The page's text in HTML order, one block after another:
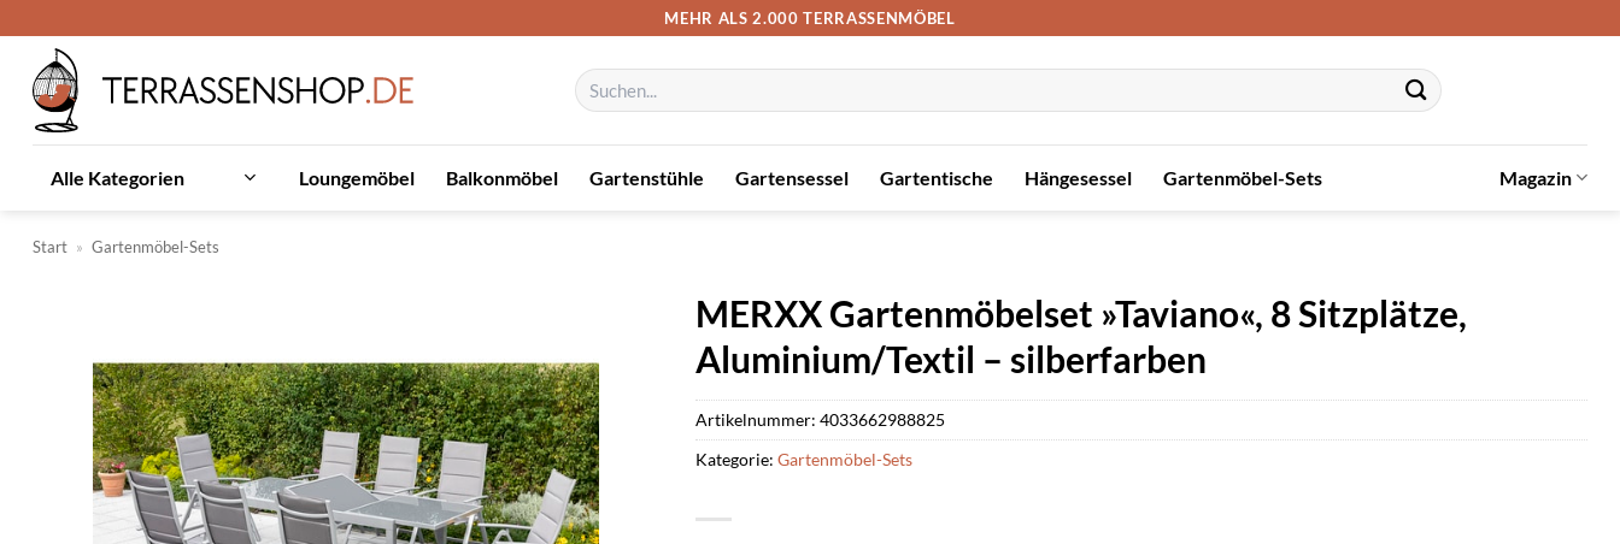
Inhalt
springen
MEHR ALS 2.000 TERRASSENMÖBEL
Suchen
nach:
Alle Kategorien Loungemöbel Balkonmöbel Gartenstühle Gartensessel Gartentische Hängesessel Gartenmöbel-Sets Magazin
Start » Gartenmöbel-Sets
MERXX Gartenmöbelset »Taviano«, 8 Sitzplätze,
Aluminium/Textil – silberfarben
Artikelnummer: 4033662988825
Kategorie: Gartenmöbel-Sets